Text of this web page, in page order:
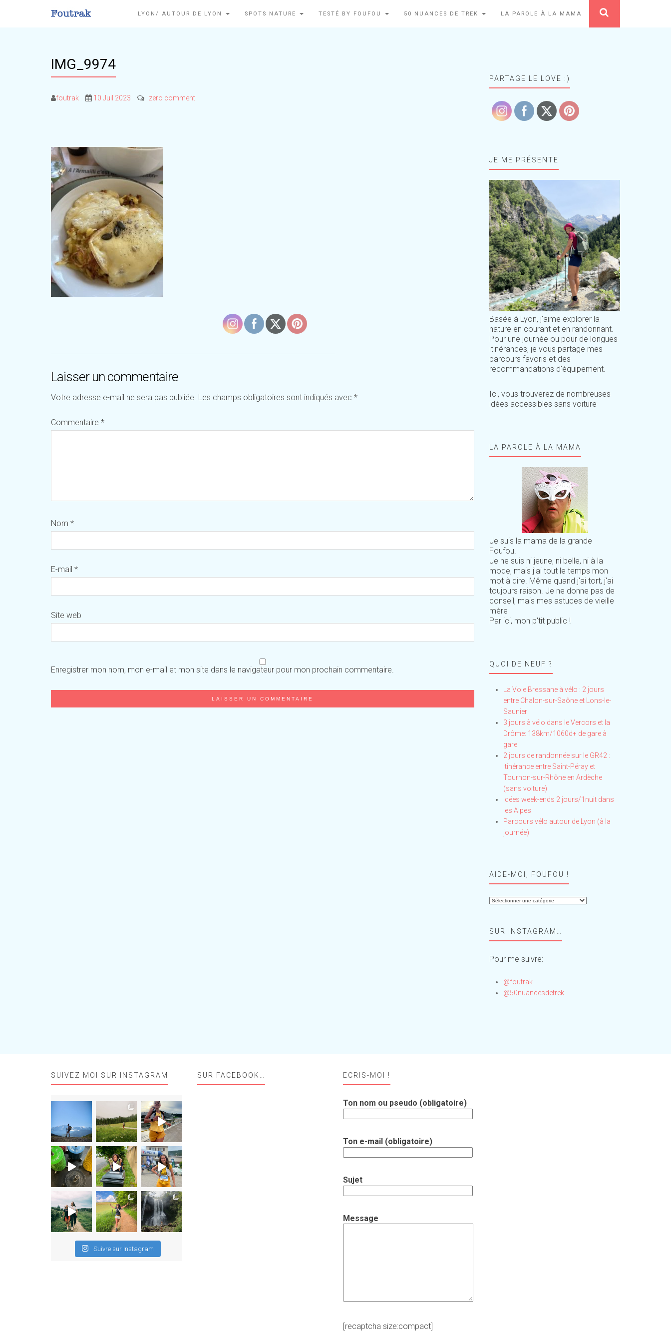
LYON/ AUTOUR DE LYON SPOTS NATURE TESTÉ BY FOUFOU 50 NUANCES DE TREK LA PAROLE À LA MAMA
IMG_9974
foutrak 10 Juil 2023 zero comment
Laisser un commentaire
Votre adresse e-mail ne sera pas publiée. Les champs obligatoires sont indiqués avec *
Commentaire *
Nom *
E-mail *
Site web
Enregistrer mon nom, mon e-mail et mon site dans le navigateur pour mon prochain commentaire.
PARTAGE LE LOVE :)
JE ME PRÉSENTE
Basée à Lyon, j'aime explorer la
nature en courant et en randonnant.
Pour une journée ou pour de longues
itinérances, je vous partage mes
parcours favoris et des
recommandations d'équipement.
Ici, vous trouverez de nombreuses
idées accessibles sans voiture
LA PAROLE À LA MAMA
Je suis la mama de la grande
Foufou.
Je ne suis ni jeune, ni belle, ni à la
mode, mais j'ai tout le temps mon
mot à dire. Même quand j'ai tort, j'ai
toujours raison. Je ne donne pas de
conseil, mais mes astuces de vieille
mère
Par ici, mon p'tit public !
QUOI DE NEUF ?
La Voie Bressane à vélo : 2 jours
entre Chalon-sur-Saône et Lons-le-
Saunier
3 jours à vélo dans le Vercors et la
Drôme: 138km/1060d+ de gare à
gare
2 jours de randonnée sur le GR42 :
itinérance entre Saint-Péray et
Tournon-sur-Rhône en Ardèche
(sans voiture)
Idées week-ends 2 jours/1nuit dans
les Alpes
Parcours vélo autour de Lyon (à la
journée)
AIDE-MOI, FOUFOU !
Aide-
!SUR INSTAGRAM…
Pour me suivre:
@foutrak
@50nuancesdetrek
SUIVEZ MOI SUR INSTAGRAM
Suivre sur Instagram
SUR FACEBOOK… ECRIS-MOI !
Ton nom ou pseudo (obligatoire)
Ton e-mail (obligatoire)
Sujet
Message
[recaptcha size:compact]